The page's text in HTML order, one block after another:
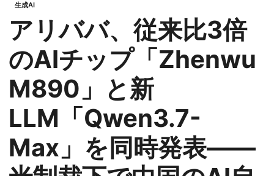
生成AI
アリババ、従来比3倍
のAIチップ「Zhenwu
M890」と新
LLM「Qwen3.7-
Max」を同時発表——